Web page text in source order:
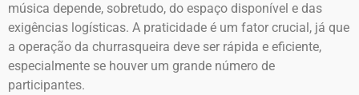
música depende, sobretudo, do espaço disponível e das
exigências logísticas. A praticidade é um fator crucial, já que
a operação da churrasqueira deve ser rápida e eficiente,
especialmente se houver um grande número de
participantes.